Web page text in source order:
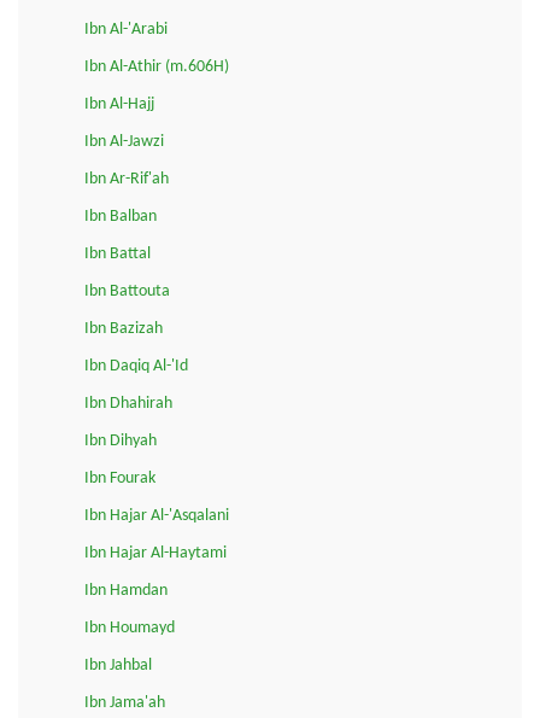
Ibn Al-'Arabi
Ibn Al-Athir (m.606H)
Ibn Al-Hajj
Ibn Al-Jawzi
Ibn Ar-Rif'ah
Ibn Balban
Ibn Battal
Ibn Battouta
Ibn Bazizah
Ibn Daqiq Al-'Id
Ibn Dhahirah
Ibn Dihyah
Ibn Fourak
Ibn Hajar Al-'Asqalani
Ibn Hajar Al-Haytami
Ibn Hamdan
Ibn Houmayd
Ibn Jahbal
Ibn Jama'ah